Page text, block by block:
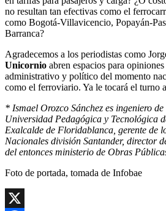
no resultan tan efectivas como el
como Bogotá-Villavicencio, Popayán-
Barranca?
Agradecemos a los periodistas como
Unicornio abren espacios para
administrativo y político del momento
como el ferroviario. Ya le tocará el turno
* Ismael Orozco Sánchez es ingeniero
Universidad Pedagógica y Tecnológica
Exalcalde de Floridablanca, gerente de
Nacionales división Santander, director
del entonces ministerio de Obras
Foto de portada, tomada de Infobae